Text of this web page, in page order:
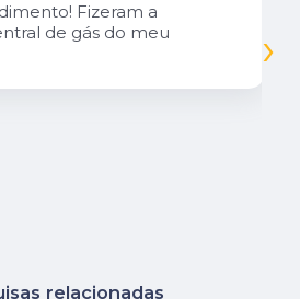
Fizeram a
de gás do meu
›
relacionadas